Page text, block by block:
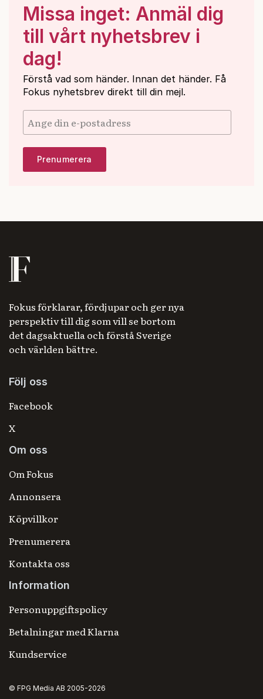
Missa inget: Anmäl dig
till vårt nyhetsbrev i
dag!
Förstå vad som händer. Innan det händer. Få
Fokus nyhetsbrev direkt till din mejl.
Fokus förklarar, fördjupar och ger nya
perspektiv till dig som vill se bortom
det dagsaktuella och förstå Sverige
och världen bättre.
Följ oss
Facebook
X
Om oss
Om Fokus
Annonsera
Köpvillkor
Prenumerera
Kontakta oss
Information
Personuppgiftspolicy
Betalningar med Klarna
Kundservice
© FPG Media AB 2005-2026